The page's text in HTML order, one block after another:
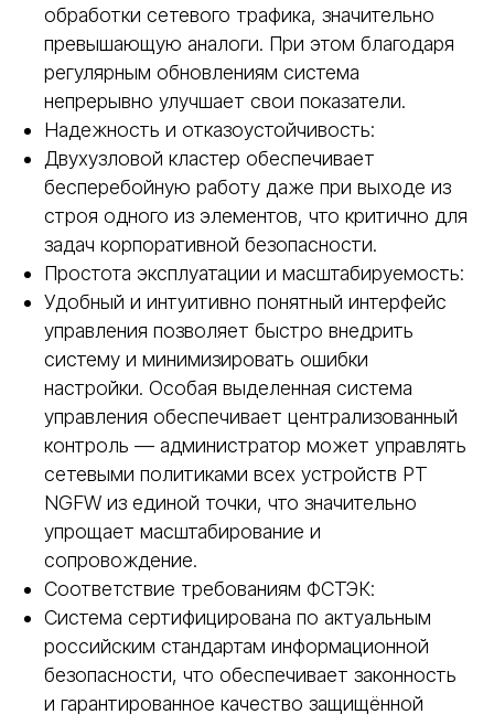
обработки сетевого трафика, значительно
превышающую аналоги. При этом благодаря
регулярным обновлениям система
непрерывно улучшает свои показатели.
Надежность и отказоустойчивость:
Двухузловой кластер обеспечивает
бесперебойную работу даже при выходе из
строя одного из элементов, что критично для
задач корпоративной безопасности.
Простота эксплуатации и масштабируемость:
Удобный и интуитивно понятный интерфейс
управления позволяет быстро внедрить
систему и минимизировать ошибки
настройки. Особая выделенная система
управления обеспечивает централизованный
контроль — администратор может управлять
сетевыми политиками всех устройств PT
NGFW из единой точки, что значительно
упрощает масштабирование и
сопровождение.
Соответствие требованиям ФСТЭК:
Система сертифицирована по актуальным
российским стандартам информационной
безопасности, что обеспечивает законность
и гарантированное качество защищённой